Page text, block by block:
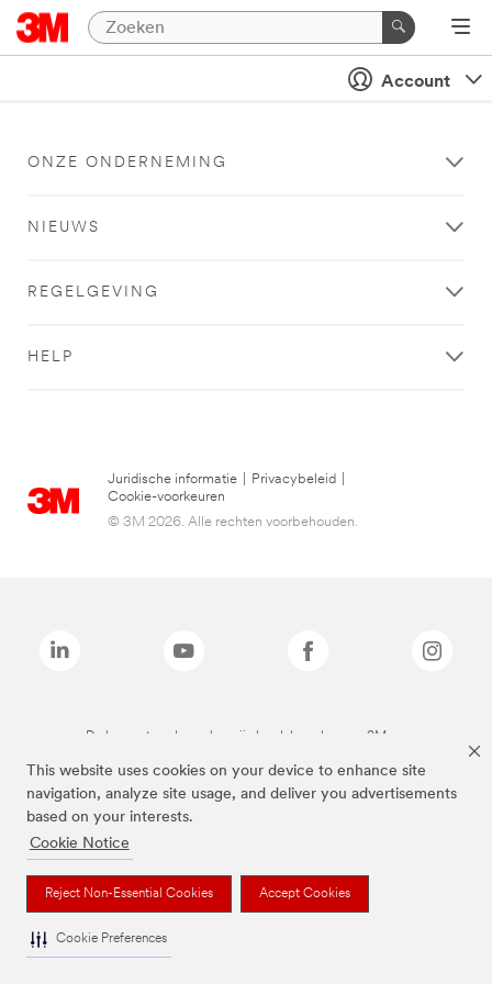
This website uses cookies on your device to enhance site
navigation, analyze site usage, and deliver you advertisements
based on your interests.
Cookie Notice
Reject Non-Essential Cookies Accept Cookies
Cookie Preferences
Account
ONZE ONDERNEMING
NIEUWS
REGELGEVING
HELP
Juridische informatie Privacybeleid
Cookie-voorkeuren
© 3M 2026. Alle rechten voorbehouden.
De bovenstaande merken zijn handelsmerken van 3M.we